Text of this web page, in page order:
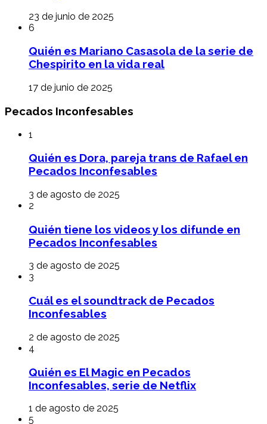
23 de junio de 2025
6
Quién es Mariano Casasola de la serie de
Chespirito en la vida real
17 de junio de 2025
Pecados Inconfesables
1
Quién es Dora, pareja trans de Rafael en
Pecados Inconfesables
3 de agosto de 2025
2
Quién tiene los videos y los difunde en
Pecados Inconfesables
3 de agosto de 2025
3
Cuál es el soundtrack de Pecados
Inconfesables
2 de agosto de 2025
4
Quién es El Magic en Pecados
Inconfesables, serie de Netflix
1 de agosto de 2025
5